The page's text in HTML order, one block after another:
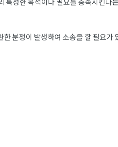
분쟁이 발생하여 소송을 할 필요